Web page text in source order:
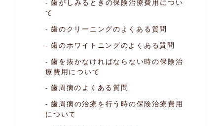
歯がしみるときの保険治療費用につい
て
歯のクリーニングのよくある質問
歯のホワイトニングのよくある質問
歯を抜かなければならない時の保険治
療費用について
歯周病のよくある質問
歯周病の治療を行う時の保険治療費用
について